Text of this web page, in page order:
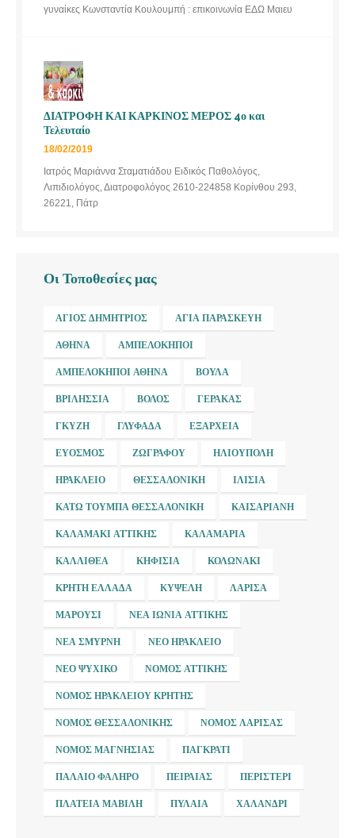
γυναίκες Κωνσταντία Κουλουμπή : επικοινωνία ΕΔΩ Μαιευ
ΔΙΑΤΡΟΦΗ ΚΑΙ ΚΑΡΚΙΝΟΣ ΜΕΡΟΣ 4ο και
Τελευταίο
18/02/2019
Ιατρός Μαριάννα Σταματιάδου Ειδικός Παθολόγος,
Λιπιδιολόγος, Διατροφολόγος 2610-224858 Κορίνθου 293,
26221, Πάτρ
Οι Τοποθεσίες μας
ΆΓΙΟΣ ΔΗΜΉΤΡΙΟΣ ΑΓΊΑ ΠΑΡΑΣΚΕΥΉ
ΑΘΉΝΑ ΑΜΠΕΛΌΚΗΠΟΙ
ΑΜΠΕΛΌΚΗΠΟΙ ΑΘΉΝΑ ΒΟΎΛΑ
ΒΡΙΛΉΣΣΙΑ ΒΌΛΟΣ ΓΈΡΑΚΑΣ
ΓΚΎΖΗ ΓΛΥΦΆΔΑ ΕΞΆΡΧΕΙΑ
ΕΎΟΣΜΟΣ ΖΩΓΡΆΦΟΥ ΗΛΙΟΎΠΟΛΗ
ΗΡΆΚΛΕΙΟ ΘΕΣΣΑΛΟΝΊΚΗ ΙΛΊΣΙΑ
ΚΆΤΩ ΤΟΎΜΠΑ ΘΕΣΣΑΛΟΝΊΚΗ ΚΑΙΣΑΡΙΑΝΉ
ΚΑΛΑΜΆΚΙ ΑΤΤΙΚΉΣ ΚΑΛΑΜΑΡΙΆ
ΚΑΛΛΙΘΈΑ ΚΗΦΙΣΙΆ ΚΟΛΩΝΆΚΙ
ΚΡΉΤΗ ΕΛΛΆΔΑ ΚΥΨΈΛΗ ΛΆΡΙΣΑ
ΜΑΡΟΎΣΙ ΝΈΑ ΙΩΝΊΑ ΑΤΤΙΚΉΣ
ΝΈΑ ΣΜΎΡΝΗ ΝΈΟ ΗΡΆΚΛΕΙΟ
ΝΈΟ ΨΥΧΙΚΌ ΝΟΜΌΣ ΑΤΤΙΚΉΣ
ΝΟΜΌΣ ΗΡΑΚΛΕΊΟΥ ΚΡΉΤΗΣ
ΝΟΜΌΣ ΘΕΣΣΑΛΟΝΊΚΗΣ ΝΟΜΌΣ ΛΆΡΙΣΑΣ
ΝΟΜΌΣ ΜΑΓΝΗΣΊΑΣ ΠΑΓΚΡΆΤΙ
ΠΑΛΑΙΌ ΦΆΛΗΡΟ ΠΕΙΡΑΙΆΣ ΠΕΡΙΣΤΈΡΙ
ΠΛΑΤΕΊΑ ΜΑΒΊΛΗ ΠΥΛΑΊΑ ΧΑΛΆΝΔΡΙ